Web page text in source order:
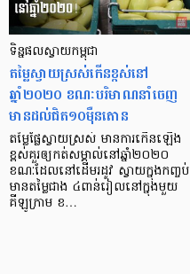
ទិន្នផលស្វាយកម្ពុជា
តម្លៃស្វាយស្រស់កើនខ្ពស់នៅ
ឆ្នាំ២០២០ ខណៈបរិមាណនាំចេញ
មានដល់ជិត១០ម៉ឺនតោន
តម្លៃផ្លែស្វាយស្រស់ មានការកើនឡើង
ខ្ពស់គួរឲ្យកត់សម្គាល់នៅឆ្នាំ២០២០
ខណៈដែលនៅដើមរដូវ ស្វាយក្នុងកញ្ចប់
មានតម្លៃជាង ៤ពាន់រៀលនៅក្នុងមួយ
គីឡូក្រាម ខ…